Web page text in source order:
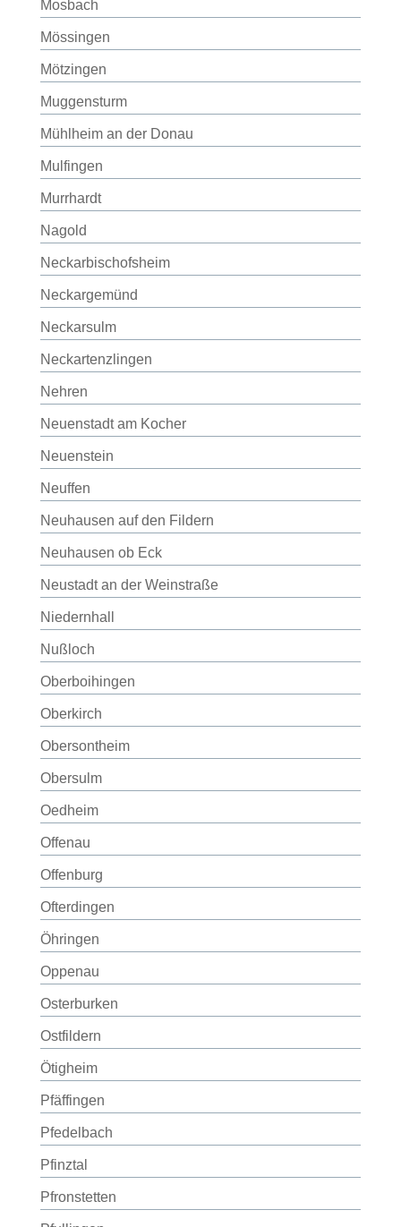
Mosbach
Mössingen
Mötzingen
Muggensturm
Mühlheim an der Donau
Mulfingen
Murrhardt
Nagold
Neckarbischofsheim
Neckargemünd
Neckarsulm
Neckartenzlingen
Nehren
Neuenstadt am Kocher
Neuenstein
Neuffen
Neuhausen auf den Fildern
Neuhausen ob Eck
Neustadt an der Weinstraße
Niedernhall
Nußloch
Oberboihingen
Oberkirch
Obersontheim
Obersulm
Oedheim
Offenau
Offenburg
Ofterdingen
Öhringen
Oppenau
Osterburken
Ostfildern
Ötigheim
Pfäffingen
Pfedelbach
Pfinztal
Pfronstetten